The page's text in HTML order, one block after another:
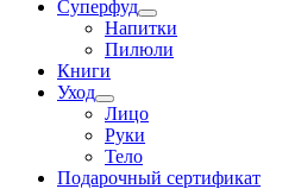
Суперфуд
Напитки
Пилюли
Книги
Уход
Лицо
Руки
Тело
Подарочный сертификат